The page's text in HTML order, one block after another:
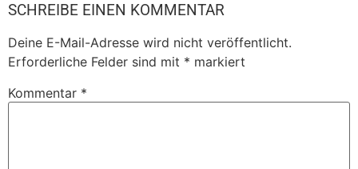
SCHREIBE EINEN KOMMENTAR
Deine E-Mail-Adresse wird nicht veröffentlicht.
Erforderliche Felder sind mit * markiert
Kommentar *